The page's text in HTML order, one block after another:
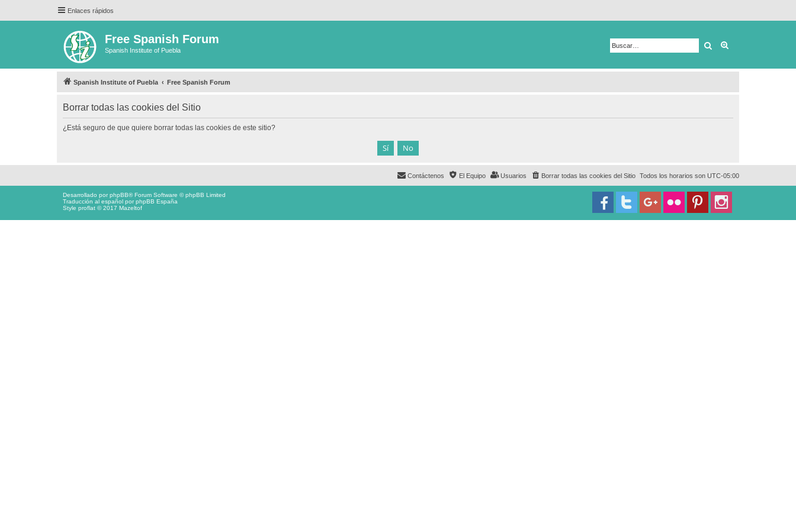
Enlaces rápidos
Free Spanish Forum
Spanish Institute of Puebla Buscar
Spanish Institute of Puebla Free Spanish Forum
Borrar todas las cookies del Sitio
¿Está seguro de que quiere borrar todas las cookies de este sitio?
Todos los horarios son UTC-05:00
Borrar todas las cookies del Sitio
Usuarios
El Equipo
Contáctenos
Desarrollado porphpBB® Forum Software © phpBB Limited
Traducción al español porphpBB España
Style proflat © 2017 Mazeltof